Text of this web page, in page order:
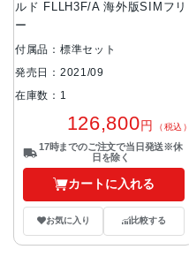
ルド FLLH3F/A 海外版SIMフリ
ー
付属品：標準セット
発売日：2021/09
在庫数：1
126,800円 （税込）
17時までのご注文で当日発送※休
日を除く
カートに入れる
お気に入り 比較する